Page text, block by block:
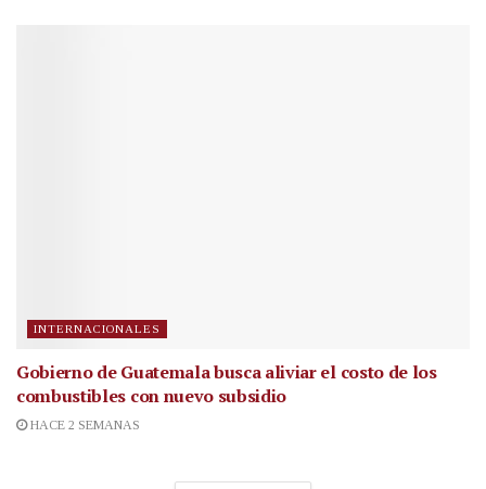
INTERNACIONALES
Gobierno de Guatemala busca aliviar el costo de los
combustibles con nuevo subsidio
HACE 2 SEMANAS